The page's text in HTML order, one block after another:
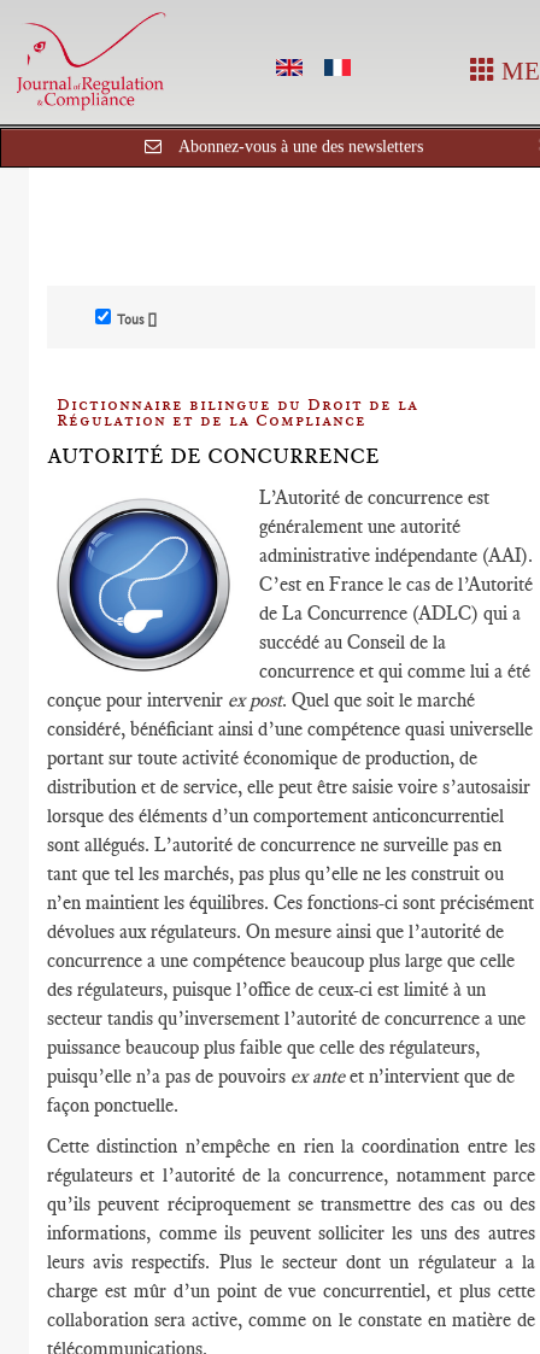
Abonnez-vous à une des newsletters
Tous []
Dictionnaire bilingue du Droit de la
Régulation et de la Compliance
AUTORITÉ DE CONCURRENCE
L’Autorité de concurrence est
généralement une autorité
administrative indépendante (AAI).
C’est en France le cas de l’Autorité
de La Concurrence (ADLC) qui a
succédé au Conseil de la
concurrence et qui comme lui a été
conçue pour intervenir ex post. Quel que soit le marché
considéré, bénéficiant ainsi d’une compétence quasi universelle
portant sur toute activité économique de production, de
distribution et de service, elle peut être saisie voire s’autosaisir
lorsque des éléments d’un comportement anticoncurrentiel
sont allégués. L’autorité de concurrence ne surveille pas en
tant que tel les marchés, pas plus qu’elle ne les construit ou
n’en maintient les équilibres. Ces fonctions-ci sont précisément
dévolues aux régulateurs. On mesure ainsi que l’autorité de
concurrence a une compétence beaucoup plus large que celle
des régulateurs, puisque l’office de ceux-ci est limité à un
secteur tandis qu’inversement l’autorité de concurrence a une
puissance beaucoup plus faible que celle des régulateurs,
puisqu’elle n’a pas de pouvoirs ex anteet n’intervient que de
façon ponctuelle.
Cette distinction n’empêche en rien la coordination entre les
régulateurs et l’autorité de la concurrence, notamment parce
qu’ils peuvent réciproquement se transmettre des cas ou des
informations, comme ils peuvent solliciter les uns des autres
leurs avis respectifs. Plus le secteur dont un régulateur a la
charge est mûr d’un point de vue concurrentiel, et plus cette
collaboration sera active, comme on le constate en matière de
télécommunications.